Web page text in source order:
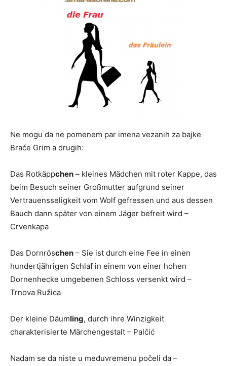
Ne mogu da ne pomenem par imena vezanih za bajke
Braće Grim a drugih:
Das Rotkäppchen – kleines Mädchen mit roter Kappe, das
beim Besuch seiner Großmutter aufgrund seiner
Vertrauensseligkeit vom Wolf gefressen und aus dessen
Bauch dann später von einem Jäger befreit wird –
Crvenkapa
Das Dornröschen – Sie ist durch eine Fee in einen
hundertjährigen Schlaf in einem von einer hohen
Dornenhecke umgebenen Schloss versenkt wird –
Trnova Ružica
Der kleine Däumling, durch ihre Winzigkeit
charakterisierte Märchengestalt – Palčić
Nadam se da niste u međuvremenu počeli da –